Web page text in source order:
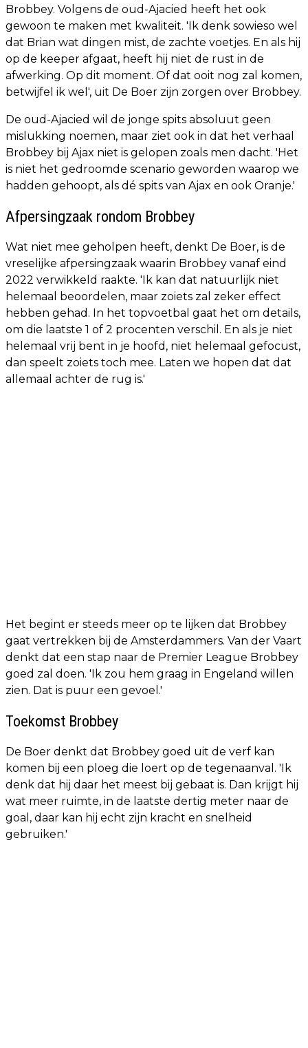
Brobbey. Volgens de oud-Ajacied heeft het ook
gewoon te maken met kwaliteit. 'Ik denk sowieso wel
dat Brian wat dingen mist, de zachte voetjes. En als hij
op de keeper afgaat, heeft hij niet de rust in de
afwerking. Op dit moment. Of dat ooit nog zal komen,
betwijfel ik wel', uit De Boer zijn zorgen over Brobbey.
De oud-Ajacied wil de jonge spits absoluut geen
mislukking noemen, maar ziet ook in dat het verhaal
Brobbey bij Ajax niet is gelopen zoals men dacht. 'Het
is niet het gedroomde scenario geworden waarop we
hadden gehoopt, als dé spits van Ajax en ook Oranje.'
Afpersingzaak rondom Brobbey
Wat niet mee geholpen heeft, denkt De Boer, is de
vreselijke afpersingzaak waarin Brobbey vanaf eind
2022 verwikkeld raakte. 'Ik kan dat natuurlijk niet
helemaal beoordelen, maar zoiets zal zeker effect
hebben gehad. In het topvoetbal gaat het om details,
om die laatste 1 of 2 procenten verschil. En als je niet
helemaal vrij bent in je hoofd, niet helemaal gefocust,
dan speelt zoiets toch mee. Laten we hopen dat dat
allemaal achter de rug is.'
Het begint er steeds meer op te lijken dat Brobbey
gaat vertrekken bij de Amsterdammers. Van der Vaart
denkt dat een stap naar de Premier League Brobbey
goed zal doen. 'Ik zou hem graag in Engeland willen
zien. Dat is puur een gevoel.'
Toekomst Brobbey
De Boer denkt dat Brobbey goed uit de verf kan
komen bij een ploeg die loert op de tegenaanval. 'Ik
denk dat hij daar het meest bij gebaat is. Dan krijgt hij
wat meer ruimte, in de laatste dertig meter naar de
goal, daar kan hij echt zijn kracht en snelheid
gebruiken.'